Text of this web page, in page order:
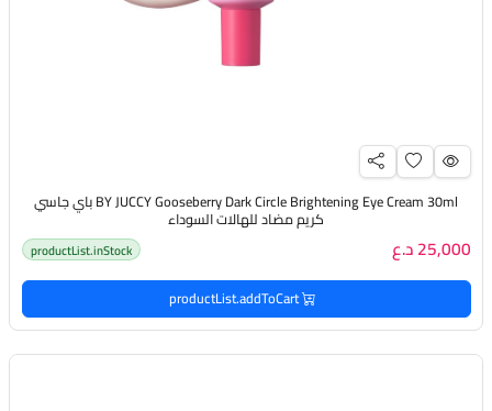
BY JUCCY Gooseberry Dark Circle Brightening Eye Cream 30ml باي جاسي
كريم مضاد للهالات السوداء
25,000 د.ع productList.inStock
productList.addToCart